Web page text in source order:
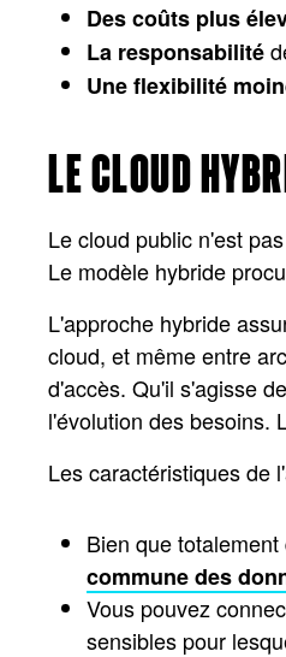
Des coûts plus
La responsabilité
Une flexibilité
LE CLOUD
Le cloud public n'est
Le modèle hybride
L'approche hybride
cloud, et même entre
d'accès. Qu'il s'agisse
l'évolution des besoins.
Les caractéristiques de
Bien que
commune des
Vous pouvez
sensibles pour